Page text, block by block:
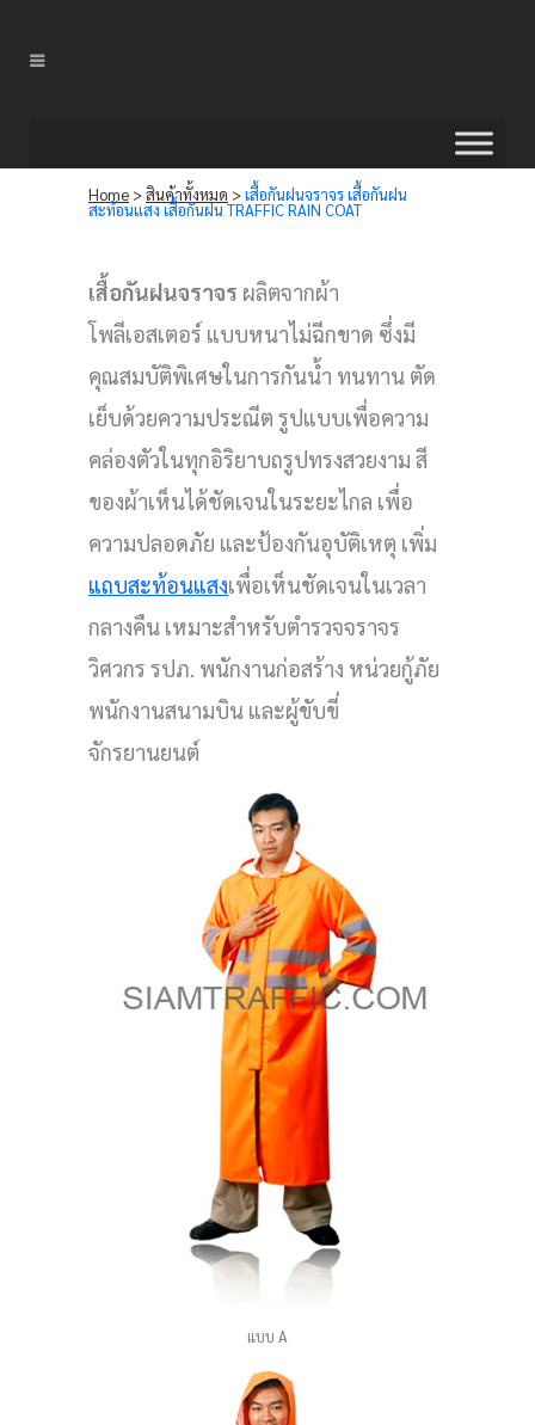
Home >สินค้าทั้งหมด >เสื้อกันฝนจราจร เสื้อกันฝน
สะท้อนแสง เสื้อกันฝน TRAFFIC RAIN COAT
เสื้อกันฝนจราจร ผลิตจากผ้า
โพลีเอสเตอร์ แบบหนาไม่ฉีกขาด ซึ่งมี
คุณสมบัติพิเศษในการกันน้ำ ทนทาน ตัด
เย็บด้วยความประณีต รูปแบบเพื่อความ
คล่องตัวในทุกอิริยาบถรูปทรงสวยงาม สี
ของผ้าเห็นได้ชัดเจนในระยะไกล เพื่อ
ความปลอดภัย และป้องกันอุบัติเหตุ เพิ่ม
แถบสะท้อนแสงเพื่อเห็นชัดเจนในเวลา
กลางคืน เหมาะสำหรับตำรวจจราจร
วิศวกร รปภ. พนักงานก่อสร้าง หน่วยกู้ภัย
พนักงานสนามบิน และผู้ขับขี่
จักรยานยนต์
แบบ A